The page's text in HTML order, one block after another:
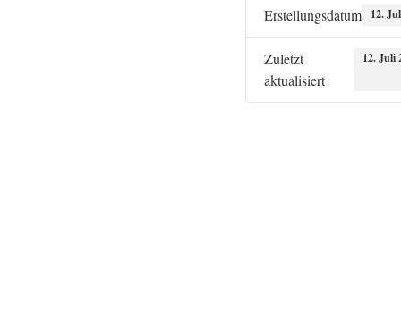
Erstellungsdatum 12.
Zuletzt
aktualisiert
12. Juli